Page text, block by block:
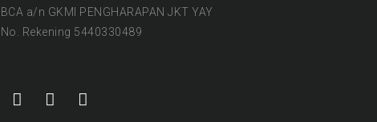
BCA a/n GKMI PENGHARAPAN JKT YAY
No. Rekening 5440330489